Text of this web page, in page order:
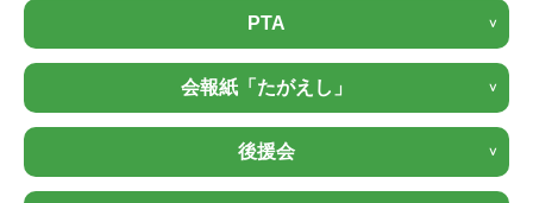
PTA
会報紙「たがえし」
後援会